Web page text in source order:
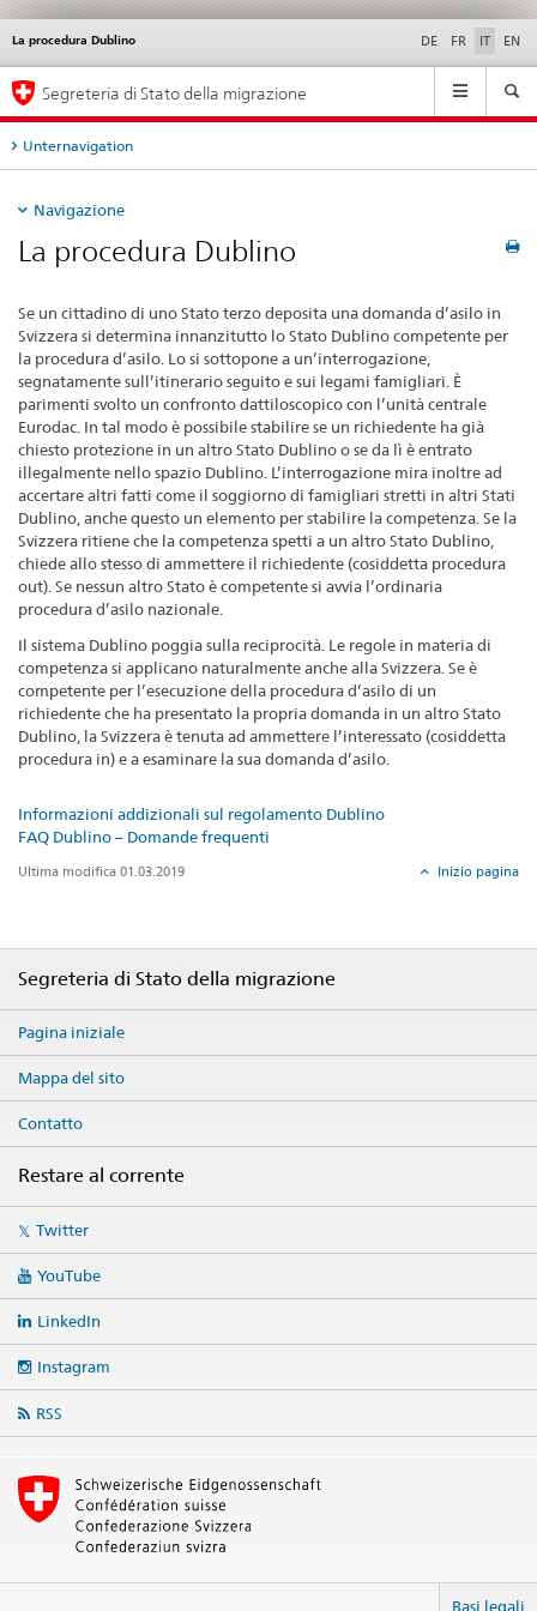
La procedura Dublino DE FR IT EN
Service
Navigation
Segreteria di Stato della migrazione
Unternavigation
Navigazione
La procedura Dublino
Se un cittadino di uno Stato terzo deposita una domanda d’asilo in
Svizzera si determina innanzitutto lo Stato Dublino competente per
la procedura d’asilo. Lo si sottopone a un’interrogazione,
segnatamente sull’itinerario seguito e sui legami famigliari. È
parimenti svolto un confronto dattiloscopico con l’unità centrale
Eurodac. In tal modo è possibile stabilire se un richiedente ha già
chiesto protezione in un altro Stato Dublino o se da lì è entrato
illegalmente nello spazio Dublino. L’interrogazione mira inoltre ad
accertare altri fatti come il soggiorno di famigliari stretti in altri Stati
Dublino, anche questo un elemento per stabilire la competenza. Se la
Svizzera ritiene che la competenza spetti a un altro Stato Dublino,
chiede allo stesso di ammettere il richiedente (cosiddetta procedura
out). Se nessun altro Stato è competente si avvia l’ordinaria
procedura d’asilo nazionale.
Il sistema Dublino poggia sulla reciprocità. Le regole in materia di
competenza si applicano naturalmente anche alla Svizzera. Se è
competente per l’esecuzione della procedura d’asilo di un
richiedente che ha presentato la propria domanda in un altro Stato
Dublino, la Svizzera è tenuta ad ammettere l’interessato (cosiddetta
procedura in) e a esaminare la sua domanda d’asilo.
Informazioni addizionali sul regolamento Dublino
FAQ Dublino – Domande frequenti
Ultima modifica 01.03.2019 Inizio pagina
Segreteria di Stato della migrazione
Pagina iniziale
Mappa del sito
Contatto
Restare al corrente
mediaTwitter
YouTube
LinkedIn
Instagram
RSS
Basi legali